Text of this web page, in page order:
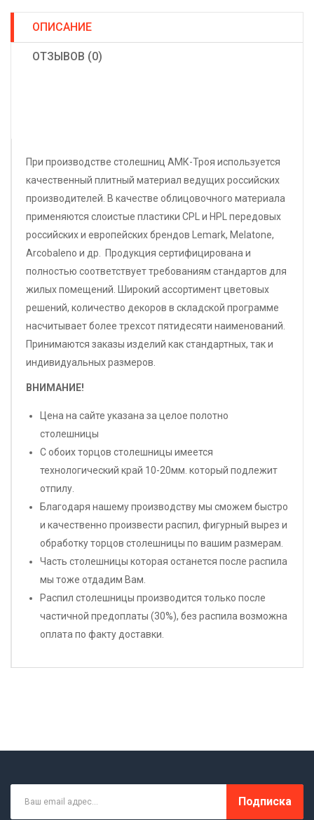
ОПИСАНИЕ
ОТЗЫВОВ (0)
При производстве столешниц АМК-Троя используется
качественный плитный материал ведущих российских
производителей. В качестве облицовочного материала
применяются слоистые пластики CPL и HPL передовых
российских и европейских брендов Lemark, Melatone,
Arcobaleno и др. Продукция сертифицирована и
полностью соответствует требованиям стандартов для
жилых помещений. Широкий ассортимент цветовых
решений, количество декоров в складской программе
насчитывает более трехсот пятидесяти наименований.
Принимаются заказы изделий как стандартных, так и
индивидуальных размеров.
ВНИМАНИЕ!
Цена на сайте указана за целое полотно
столешницы
С обоих торцов столешницы имеется
технологический край 10-20мм. который подлежит
отпилу.
Благодаря нашему производству мы сможем быстро
и качественно произвести распил, фигурный вырез и
обработку торцов столешницы по вашим размерам.
Часть столешницы которая останется после распила
мы тоже отдадим Вам.
Распил столешницы производится только после
частичной предоплаты (30%), без распила возможна
оплата по факту доставки.
Подписка